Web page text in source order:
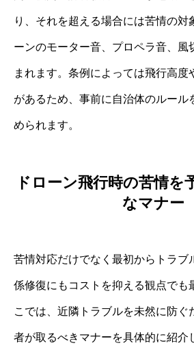
り、それを超える場合には苦情の対
ーンのモーター音、プロペラ音、風
まれます。条例によっては飛行高度
があるため、事前に自治体のルール
められます。
ドローン飛行時の苦情を
なマナー
苦情対応だけでなく最初からトラブ
係修復にもコストを抑える観点でも
こでは、近隣トラブルを未然に防ぐ
者が取るべきマナーを具体的に紹介